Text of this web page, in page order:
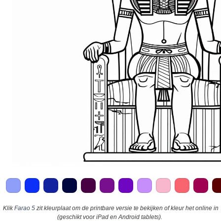
KlikFarao 5zit kleurplaat om de printbare versie te bekijken of kleur het online in
(geschikt voor iPad en Android tablets).